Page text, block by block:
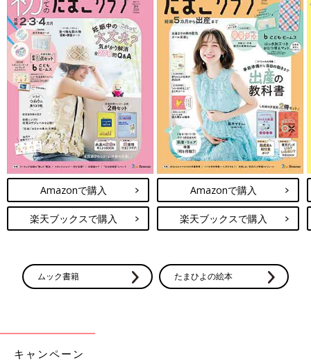
【えなり】
2020年生まれの男の子と2023年生まれの女の子を育てるママ。
会社員として働く傍らでイラストレーター業を営んでおり、現在
育休中です。
インスタグラム（＠enari_manga
) にて、妊活・出産・育児に関
する体験談やあるあるを漫画にして発信しています。
※この記事は個人の体験記です。
【えなりの幸せママ街道☆】の今までのお話はこちら
たまひよONLINEの育児マンガ一覧はこちら
インスタグラム
胎嚢はいつから見え
る⁉︎初受診の結果！
[えなりの幸せママ街
一覧
心拍確認できなかった
日の翌朝、突然の腹
痛！受診結果は…？[え
Amazonで購入
楽天ブックスで購入
Amazonで購入
楽天ブックスで購入
ムック書籍 たまひよの絵本
キャンペーン